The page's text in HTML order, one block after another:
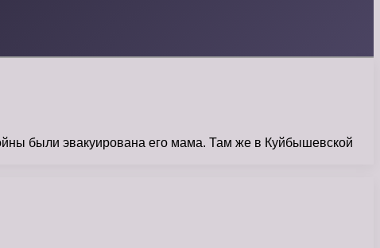
были эвакуирована его мама. Там же в Куйбышевской